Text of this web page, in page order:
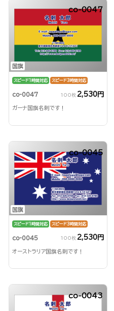
国旗
co-0047
スピード1時間対応 スピード3時間対応
co-0047 100枚 2,530円
ガーナ国旗名刺です！
国旗
co-0045
スピード1時間対応 スピード3時間対応
co-0045 100枚 2,530円
オーストラリア国旗名刺です！
co-0043